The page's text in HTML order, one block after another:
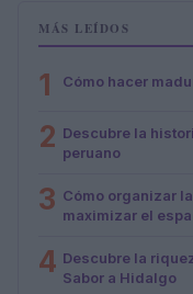
MÁS LEÍDOS
1 Cómo hacer
2 Descubre la
peruano
3 Cómo organizar
maximizar el
4 Descubre la
Sabor a Hidalgo